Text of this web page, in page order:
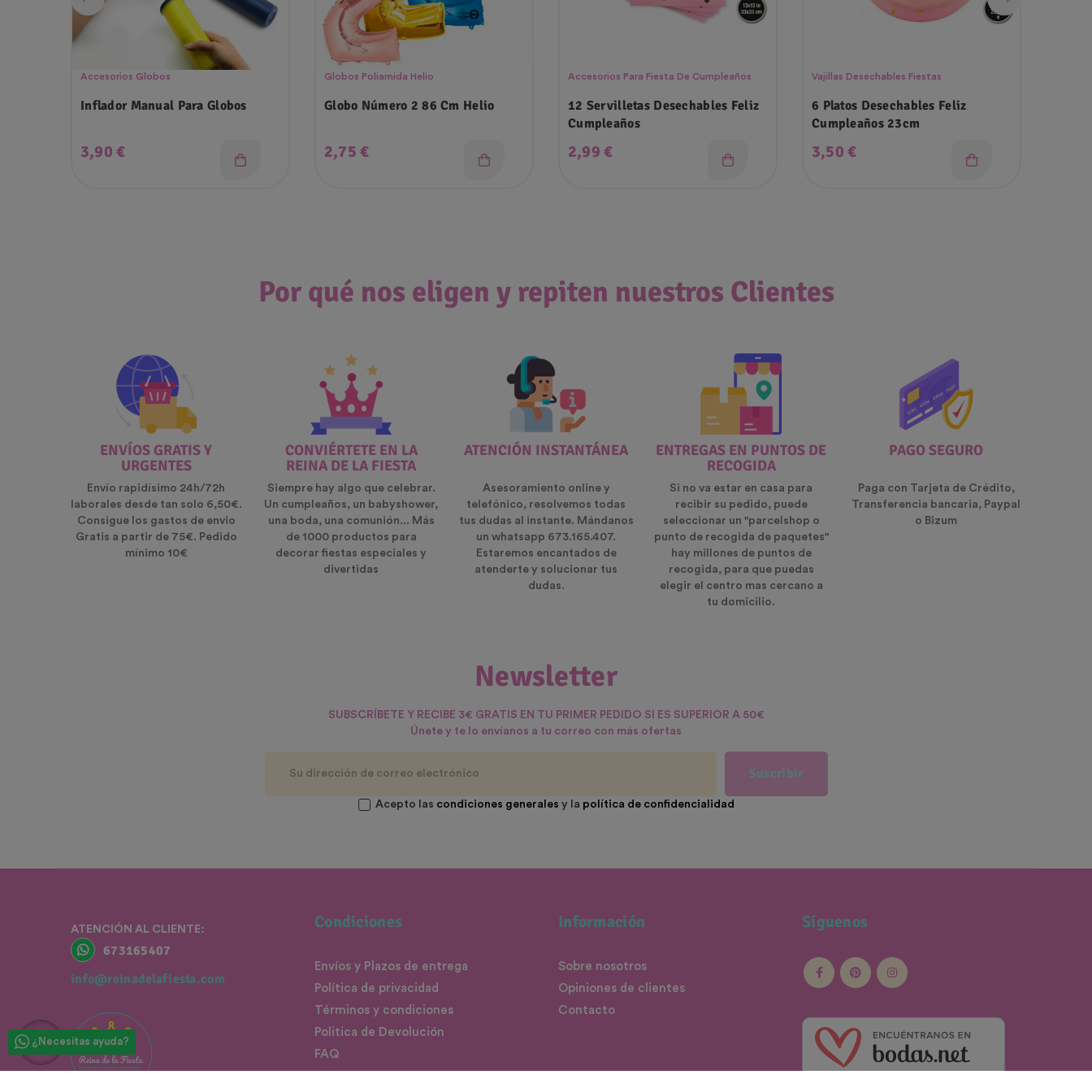
¿Necesitas ayuda?
Accesorios Globos
Inflador Manual Para Globos
Precio
3,90 €
Globos Poliamida Helio
Globo Número 2 86 Cm Helio
Precio
2,75 €
Accesorios Para Fiesta De Cumpleaños
12 Servilletas Desechables Feliz
Cumpleaños
Precio
2,99 €
Vajillas Desechables Fiestas
6 Platos Desechables Feliz
Cumpleaños 23cm
Precio
3,50 €
Por qué nos eligen y repiten nuestros Clientes
ENVÍOS GRATIS Y
URGENTES
Envío rapidísimo 24h/72h
laborales desde tan solo 6,50€.
Consigue los gastos de envio
Gratis a partir de 75€. Pedido
mínimo 10€
CONVIÉRTETE EN LA
REINA DE LA FIESTA
Siempre hay algo que celebrar.
Un cumpleaños, un babyshower,
una boda, una comunión... Más
de 1000 productos para
decorar fiestas especiales y
divertidas
ATENCIÓN INSTANTÁNEA
Asesoramiento online y
telefónico, resolvemos todas
tus dudas al instante. Mándanos
un whatsapp 673.165.407.
Estaremos encantados de
atenderte y solucionar tus
dudas.
ENTREGAS EN PUNTOS DE
RECOGIDA
Si no va estar en casa para
recibir su pedido, puede
seleccionar un "parcelshop o
punto de recogida de paquetes"
hay millones de puntos de
recogida, para que puedas
elegir el centro mas cercano a
tu domicilio.
PAGO SEGURO
Paga con Tarjeta de Crédito,
Transferencia bancaria, Paypal
o Bizum
Newsletter
SUBSCRÍBETE Y RECIBE 3€ GRATIS EN TU PRIMER PEDIDO SI ES SUPERIOR A 50€
Únete y te lo envíanos a tu correo con más ofertas
Suscribir
Acepto las condiciones generales y la política de confidencialidad
ATENCIÓN AL CLIENTE:
673165407
info@reinadelafiesta.com
Condiciones
Envíos y Plazos de entrega
Política de privacidad
Términos y condiciones
Politica de Devolución
FAQ
Información
Sobre nosotros
Opiniones de clientes
Contacto
Síguenos